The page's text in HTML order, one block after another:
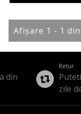
Afişare 1 - 1
din
Retur
zile